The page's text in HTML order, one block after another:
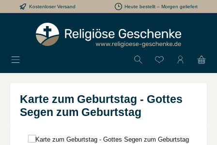
Zum Hauptinhalt springen
Kostenloser Versand Heute bestellt – Morgen geliefert
Du hast 0
Karte zum Geburtstag - Gottes
Segen zum Geburtstag
Bildergalerie überspringen